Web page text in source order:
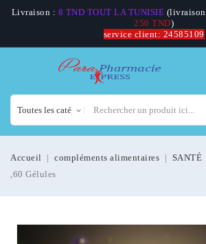
Livraison : 8 TND TOUT LA TUNISIE (livraison
250 TND)
service client: 24585109
Accueil compléments alimentaires SANTÉ
,60 Gélules